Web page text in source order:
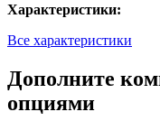
Характеристики:
Все характеристики
Дополните
опциями